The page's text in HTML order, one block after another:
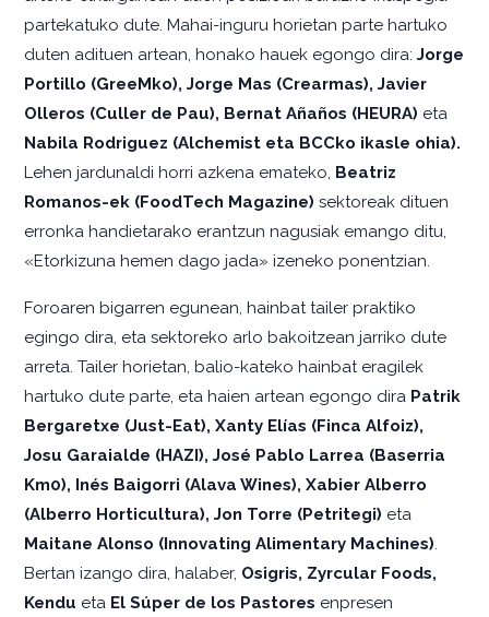
partekatuko dute. Mahai-inguru horietan parte hartuko
duten adituen artean, honako hauek egongo dira: Jorge
Portillo (GreeMko), Jorge Mas (Crearmas), Javier
Olleros (Culler de Pau), Bernat Añaños (HEURA) eta
Nabila Rodriguez (Alchemist eta BCCko ikasle ohia).
Lehen jardunaldi horri azkena emateko, Beatriz
Romanos-ek (FoodTech Magazine) sektoreak dituen
erronka handietarako erantzun nagusiak emango ditu,
«Etorkizuna hemen dago jada» izeneko ponentzian.
Foroaren bigarren egunean, hainbat tailer praktiko
egingo dira, eta sektoreko arlo bakoitzean jarriko dute
arreta. Tailer horietan, balio-kateko hainbat eragilek
hartuko dute parte, eta haien artean egongo dira Patrik
Bergaretxe (Just-Eat), Xanty Elías (Finca Alfoiz),
Josu Garaialde (HAZI), José Pablo Larrea (Baserria
Km0), Inés Baigorri (Alava Wines), Xabier Alberro
(Alberro Horticultura), Jon Torre (Petritegi) eta
Maitane Alonso (Innovating Alimentary Machines).
Bertan izango dira, halaber, Osigris, Zyrcular Foods,
Kendu eta El Súper de los Pastores enpresen